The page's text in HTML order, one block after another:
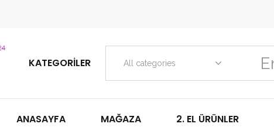
KATEGORILER All categories
ANASAYFA MAĞAZA 2. EL ÜRÜNLER